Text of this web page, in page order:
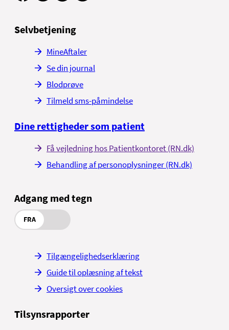
Selvbetjening
MineAftaler
Se din journal
Blodprøve
Tilmeld sms-påmindelse
Dine rettigheder som patient
Få vejledning hos Patientkontoret (RN.dk)
Behandling af personoplysninger (RN.dk)
Adgang med tegn
FRA
Tilgængelighedserklæring
Guide til oplæsning af tekst
Oversigt over cookies
Tilsynsrapporter